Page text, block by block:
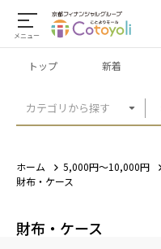
メニュー
カテゴリから探す
トップ 新着
ホーム 5,000円～10,000円
財布・ケース
財布・ケース